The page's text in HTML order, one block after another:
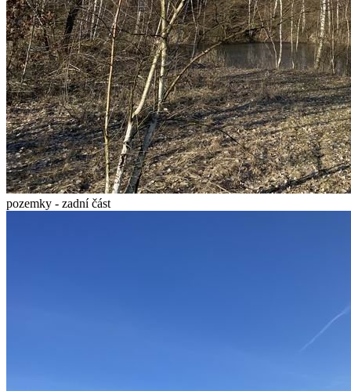
pozemky - zadní část